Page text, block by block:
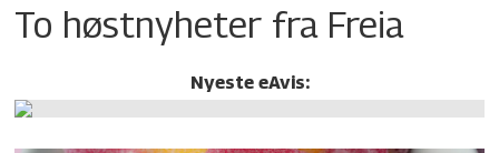
To høstnyheter fra Freia
Nyeste eAvis: